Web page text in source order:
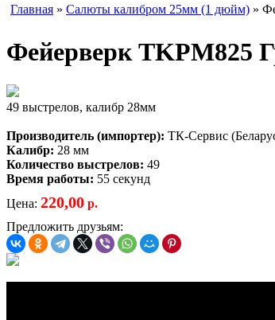
Главная » Салюты калибром 25мм (1 дюйм) »
Фейерверк TKPM825
49 выстрелов, калибр 28мм
Производитель (импортер): ТК-Сервис
Калибр: 28 мм
Количество выстрелов: 49
Время работы: 55 секунд
Цена: 220,00 р.
Предложить друзьям: